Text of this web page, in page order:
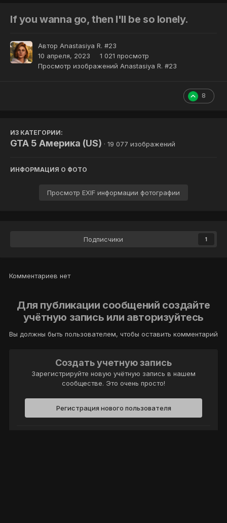
If you wanna go, then I'll be so lonely.
Автор Anastasiya R. #23
10 апреля, 2023
1 021 просмотр
Просмотр изображений Anastasiya R. #23
8
ИЗ КАТЕГОРИИ:
GTA 5 Америка (US) · 19 077 изображений
ИНФОРМАЦИЯ О ФОТО
Просмотр EXIF информации фотографии
Подписчики 1
Комментариев нет
Для публикации сообщений создайте
учётную запись или авторизуйтесь
Вы должны быть пользователем, чтобы оставить комментарий
Создать учетную запись
Зарегистрируйте новую учётную запись в нашем
сообществе. Это очень просто!
Регистрация нового пользователя